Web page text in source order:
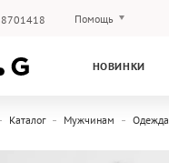
Помощь
НОВИНКИ
Каталог Мужчинам Одежда